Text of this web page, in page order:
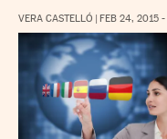
VERA CASTELLÓ FEB 24, 2015